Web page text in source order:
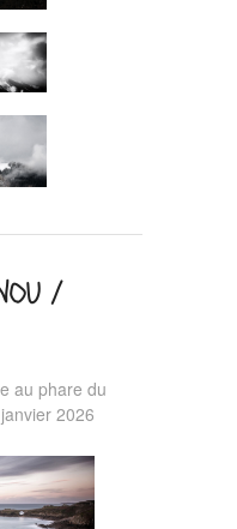
/
au phare du
2026